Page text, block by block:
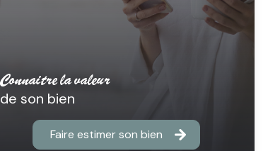
connaitre la valeur
de son bien
Faire estimer son bien